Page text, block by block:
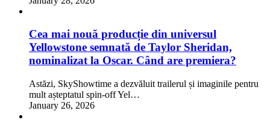
Cea mai nouă producție din universul
Yellowstone semnată de Taylor Sheridan,
nominalizat la Oscar. Când are premiera?
Astăzi, SkyShowtime a dezvăluit trailerul și imaginile pentru
mult așteptatul spin-off Yel…
January 26, 2026